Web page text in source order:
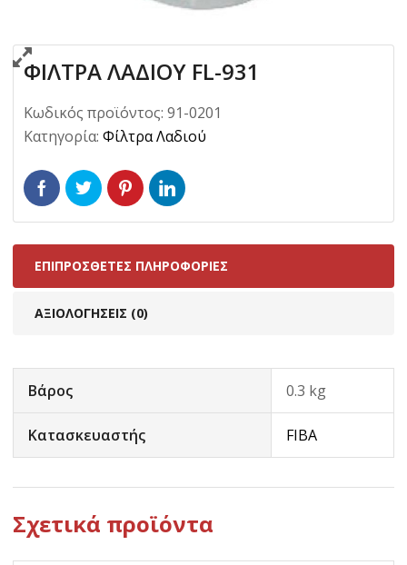
ΦΙΛΤΡΑ ΛΑΔΙΟΥ FL-931
Κωδικός προϊόντος: 91-0201
Κατηγορία: Φίλτρα Λαδιού
ΕΠΙΠΡΌΣΘΕΤΕΣ ΠΛΗΡΟΦΟΡΊΕΣ
ΑΞΙΟΛΟΓΉΣΕΙΣ (0)
Βάρος 0.3 kg
Κατασκευαστής FIBA
Σχετικά προϊόντα